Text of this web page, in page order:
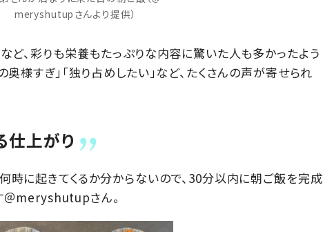
meryshutupさんより提供）
ど、彩りも栄養もたっぷりな内容に驚いた人も多かったよう
奥様すぎ」「独り占めしたい」など、たくさんの声が寄せられ
仕上がり
時に起きてくるか分からないので、30分以内に朝ご飯を完成
＠meryshutupさん。